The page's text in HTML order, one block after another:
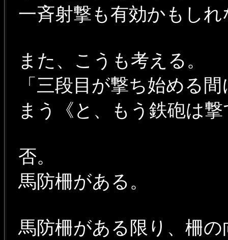
一斉射撃も有効かもし
また、こうも考える。
「三段目が撃ち始める
まう《と、もう鉄砲は
否。
馬防柵がある。
馬防柵がある限り、柵